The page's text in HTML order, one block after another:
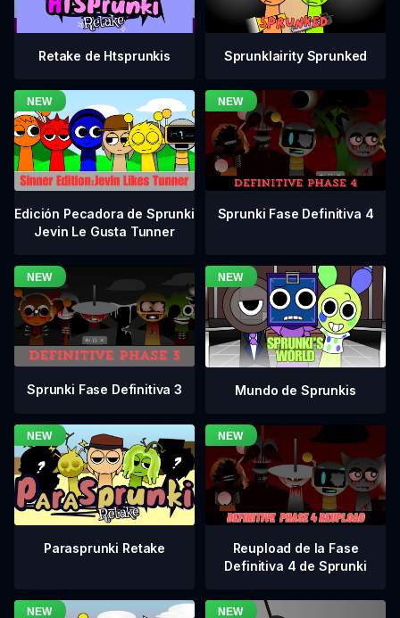
Retake de Htsprunkis Sprunklairity Sprunked
Edición Pecadora de Sprunki
Jevin Le Gusta Tunner
Sprunki Fase Definitiva 4
Sprunki Fase Definitiva 3 Mundo de Sprunkis
Parasprunki Retake
Reupload de la Fase
Definitiva 4 de Sprunki